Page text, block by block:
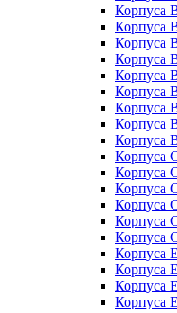
Корпуса
Корпуса
Корпуса
Корпуса
Корпуса
Корпуса
Корпуса
Корпуса
Корпуса
Корпуса
Корпуса
Корпуса
Корпуса
Корпуса
Корпуса
Корпуса
Корпуса
Корпуса
Корпуса